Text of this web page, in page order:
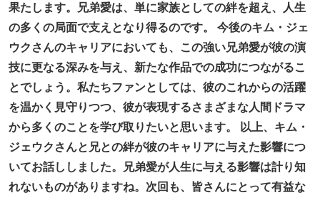
果たします。兄弟愛は、単に家族としての絆を超え、人生
の多くの局面で支えとなり得るのです。 今後のキム・ジェ
ウクさんのキャリアにおいても、この強い兄弟愛が彼の演
技に更なる深みを与え、新たな作品での成功につながるこ
とでしょう。私たちファンとしては、彼のこれからの活躍
を温かく見守りつつ、彼が表現するさまざまな人間ドラマ
から多くのことを学び取りたいと思います。 以上、キム・
ジェウクさんと兄との絆が彼のキャリアに与えた影響につ
いてお話ししました。兄弟愛が人生に与える影響は計り知
れないものがありますね。次回も、皆さんにとって有益な